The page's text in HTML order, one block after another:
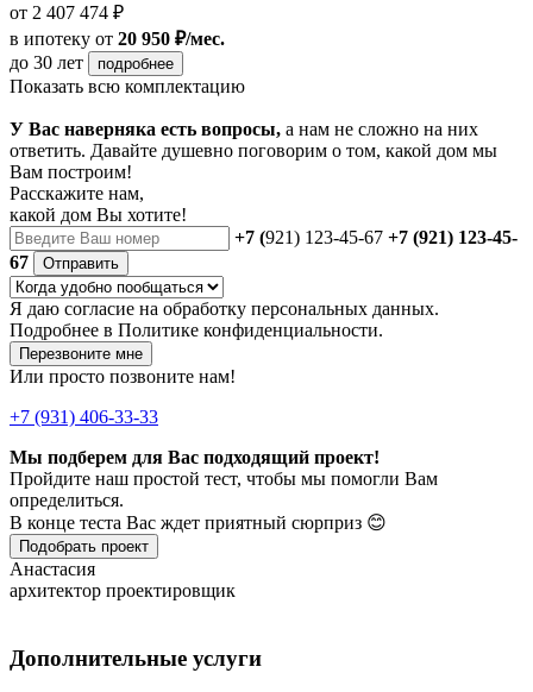
от 2 407 474 ₽
в ипотеку от 20 950 ₽/мес.
до 30 лет
подробнее
Показать всю комплектацию
У Вас наверняка есть вопросы, а нам не сложно на них
ответить. Давайте душевно поговорим о том, какой дом мы
Вам построим!
Расскажите нам,
какой дом Вы хотите!
+7 (921) 123-45-67 +7 (921) 123-45-
67
Отправить
Я даю согласие на обработку персональных данных.
Подробнее в Политике конфиденциальности.
Перезвоните мне
Или просто позвоните нам!
+7 (931) 406-33-33
Мы подберем для Вас подходящий проект!
Пройдите наш простой тест, чтобы мы помогли Вам
определиться.
В конце теста Вас ждет приятный сюрприз 😊
Подобрать проект
Анастасия
архитектор проектировщик
Дополнительные услуги